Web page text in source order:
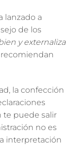
lanzado a
de los
y externaliza
recomiendan
la confección
te puede salir
no es
interpretación